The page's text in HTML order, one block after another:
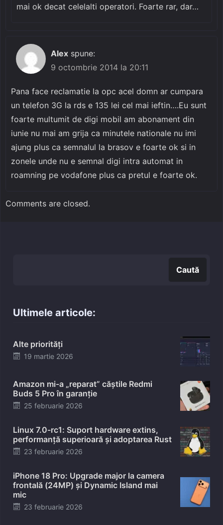
mai ok decat celelalti operatori. Foarte rar, dar…
Alex spune:
9 octombrie 2014 la 20:11
Pana face reclamatie la opc acel domn ar cumpara
un telefon 3G la rds e 135 lei cel mai ieftin….Eu sunt
foarte multumit de digi mobil am abonament din
iunie nu mai am grija ca minutele nationale nu imi
ajung plus ca semnalul la brasov e foarte ok si in
zonele unde nu e semnal digi intra automat in
roamning pe vodafone plus ca pretul e foarte ok.
Comments are closed.
Caută
Ultimele articole:
Alte priorități
Posted
19 martie 2026
Amazon mi-a „reparat” căștile Redmi
Buds 5 Pro în garanție
Posted
25 februarie 2026
Linux 7.0-rc1: Suport hardware extins,
performanță superioară și adoptarea Rust
Posted
23 februarie 2026
iPhone 18 Pro: Upgrade major la camera
frontală (24MP) și Dynamic Island mai
mic
Posted
23 februarie 2026